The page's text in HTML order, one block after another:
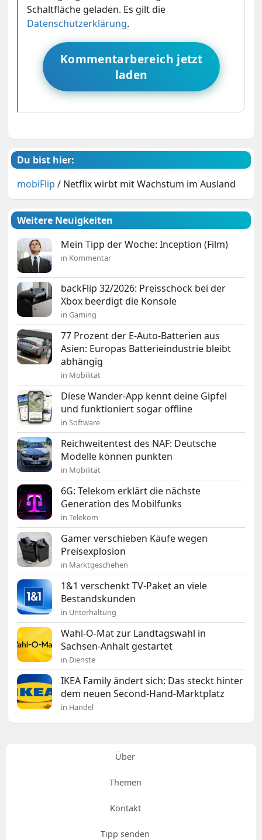
Schaltfläche geladen. Es gilt die
Datenschutzerklärung.
Kommentarbereich jetzt
laden
Du bist hier:
mobiFlip / Netflix wirbt mit Wachstum im Ausland
Weitere Neuigkeiten
Mein Tipp der Woche: Inception (Film)
in Kommentar
backFlip 32/2026: Preisschock bei der
Xbox beerdigt die Konsole
in Gaming
77 Prozent der E-Auto-Batterien aus
Asien: Europas Batterieindustrie bleibt
abhängig
in Mobilität
Diese Wander-App kennt deine Gipfel
und funktioniert sogar offline
in Software
Reichweitentest des NAF: Deutsche
Modelle können punkten
in Mobilität
6G: Telekom erklärt die nächste
Generation des Mobilfunks
in Telekom
Gamer verschieben Käufe wegen
Preisexplosion
in Marktgeschehen
1&1 verschenkt TV-Paket an viele
Bestandskunden
in Unterhaltung
Wahl-O-Mat zur Landtagswahl in
Sachsen-Anhalt gestartet
in Dienste
IKEA Family ändert sich: Das steckt hinter
dem neuen Second-Hand-Marktplatz
in Handel
Über
Themen
Kontakt
Tipp senden